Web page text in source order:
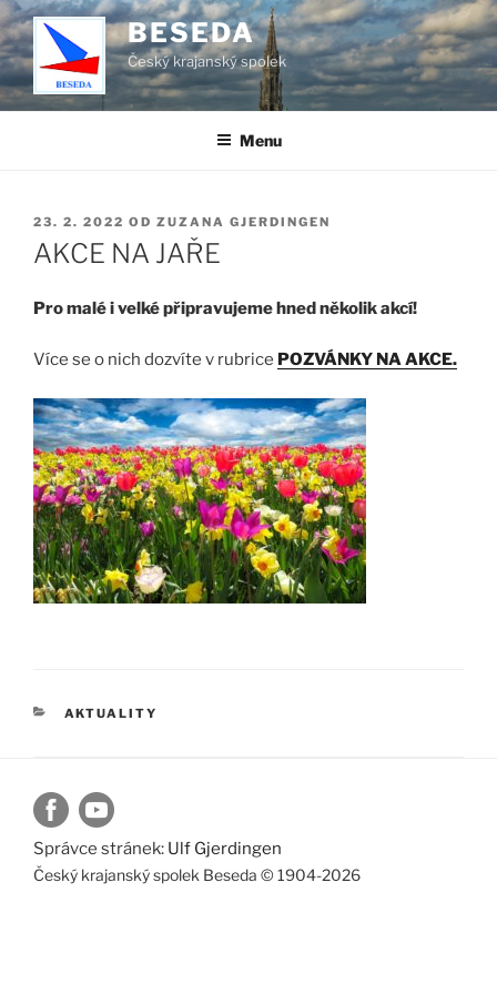
Přejít
k
obsahu
webu
BESEDA
Český krajanský spolek
Menu
PUBLIKOVÁNO
23. 2. 2022 OD ZUZANA GJERDINGEN
AKCE NA JAŘE
Pro malé i velké připravujeme hned několik akcí!
Více se o nich dozvíte v rubrice POZVÁNKY NA AKCE.
RUBRIKY
AKTUALITY
Správce stránek: Ulf Gjerdingen
Český krajanský spolek Beseda © 1904-2026